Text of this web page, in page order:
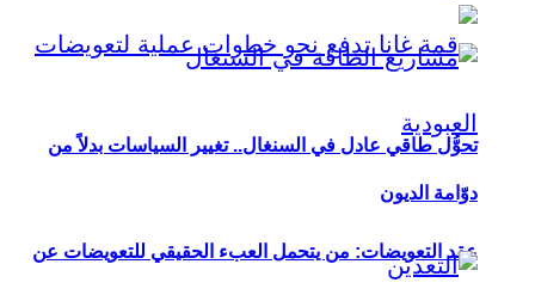
عقد التعويضات: من يتحمل العبء الحقيقي للتعويضات عن
تحوُّل طاقي عادل في السنغال.. تغيير السياسات بدلاً من
دوّامة الديون